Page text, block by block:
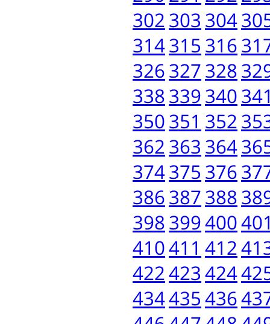
302303 304
314315 316
326327328
338339340
350351 352
362363 364
374375 376
386387388
398399400
410411 412
422423424
434435436